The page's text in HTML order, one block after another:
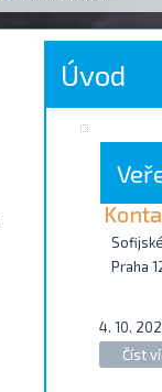
Úvod
Praha
4. 10.
Číst